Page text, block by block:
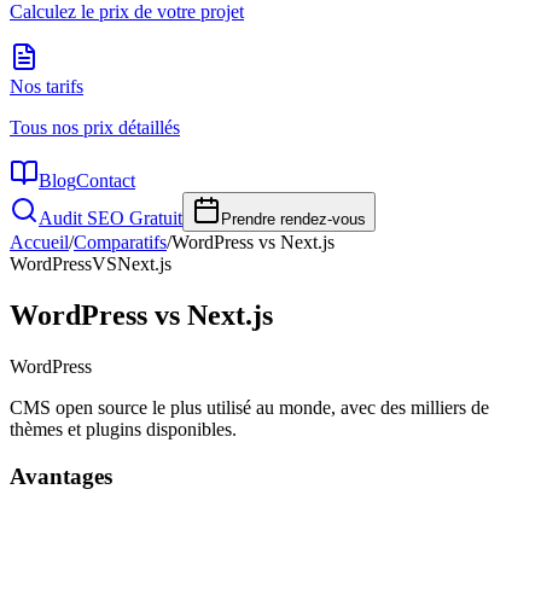
Calculez le prix de votre projet
Nos tarifs
Tous nos prix détaillés
BlogContact
Audit SEO Gratuit
Prendre rendez-vous
Accueil/Comparatifs/WordPress vs Next.js
WordPressVSNext.js
WordPress vs Next.js
WordPress
CMS open source le plus utilisé au monde, avec des milliers de
thèmes et plugins disponibles.
Avantages